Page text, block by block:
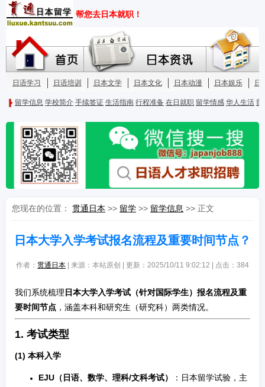
您现在的位置： 贯通日本 >> 留学 >> 留学信息 >> 正文
日本大学入学考试报名流程及重要时间节点？
作者： 贯通日本 | 来源：本站原创 | 更新：2025/10/11 9:02:12 | 点击： 384
我们系统梳理 日本大学入学考试（针对国际学生）报名流程及重
要时间节点 ，涵盖本科和研究生（研究科）两类情况。
1. 考试类型
(1) 本科入学
EJU（日语、数学、理科/文科考试）
：日本留学试验，主